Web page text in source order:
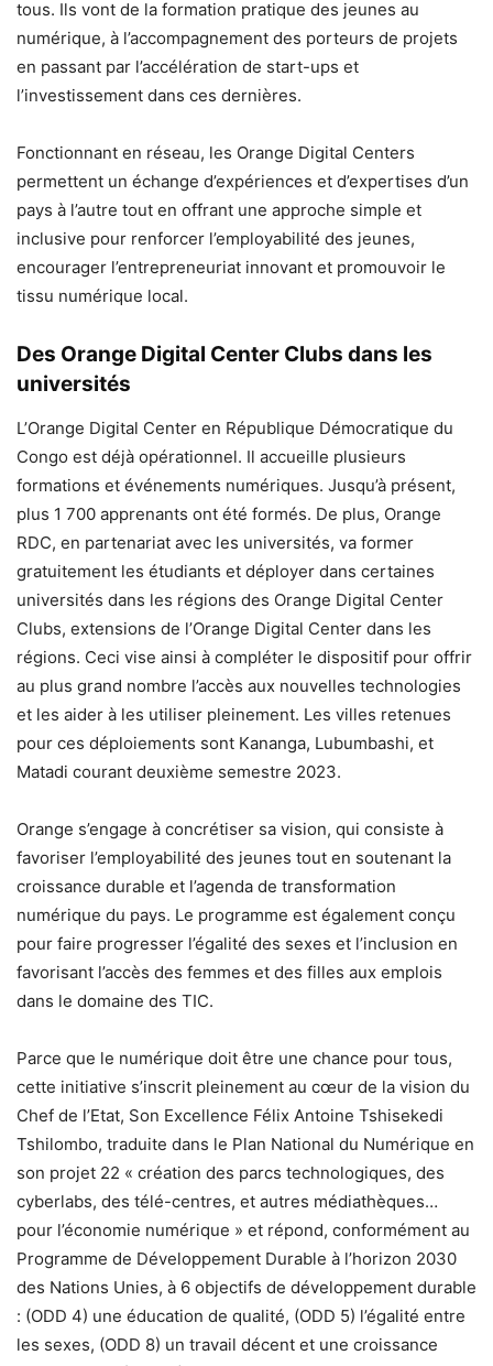
tous. Ils vont de la formation pratique des jeunes au
numérique, à l’accompagnement des porteurs de projets
en passant par l’accélération de start-ups et
l’investissement dans ces dernières.
Fonctionnant en réseau, les Orange Digital Centers
permettent un échange d’expériences et d’expertises d’un
pays à l’autre tout en offrant une approche simple et
inclusive pour renforcer l’employabilité des jeunes,
encourager l’entrepreneuriat innovant et promouvoir le
tissu numérique local.
Des Orange Digital Center Clubs dans les
universités
L’Orange Digital Center en République Démocratique du
Congo est déjà opérationnel. Il accueille plusieurs
formations et événements numériques. Jusqu’à présent,
plus 1 700 apprenants ont été formés. De plus, Orange
RDC, en partenariat avec les universités, va former
gratuitement les étudiants et déployer dans certaines
universités dans les régions des Orange Digital Center
Clubs, extensions de l’Orange Digital Center dans les
régions. Ceci vise ainsi à compléter le dispositif pour offrir
au plus grand nombre l’accès aux nouvelles technologies
et les aider à les utiliser pleinement. Les villes retenues
pour ces déploiements sont Kananga, Lubumbashi, et
Matadi courant deuxième semestre 2023.
Orange s’engage à concrétiser sa vision, qui consiste à
favoriser l’employabilité des jeunes tout en soutenant la
croissance durable et l’agenda de transformation
numérique du pays. Le programme est également conçu
pour faire progresser l’égalité des sexes et l’inclusion en
favorisant l’accès des femmes et des filles aux emplois
dans le domaine des TIC.
Parce que le numérique doit être une chance pour tous,
cette initiative s’inscrit pleinement au cœur de la vision du
Chef de l’Etat, Son Excellence Félix Antoine Tshisekedi
Tshilombo, traduite dans le Plan National du Numérique en
son projet 22 « création des parcs technologiques, des
cyberlabs, des télé-centres, et autres médiathèques…
pour l’économie numérique » et répond, conformément au
Programme de Développement Durable à l’horizon 2030
des Nations Unies, à 6 objectifs de développement durable
: (ODD 4) une éducation de qualité, (ODD 5) l’égalité entre
les sexes, (ODD 8) un travail décent et une croissance